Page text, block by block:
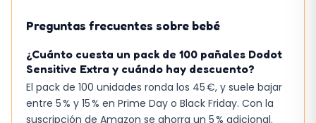
Preguntas frecuentes sobre bebé
¿Cuánto cuesta un pack de 100 pañales Dodot
Sensitive Extra y cuándo hay descuento?
El pack de 100 unidades ronda los 45 €, y suele bajar
entre 5 % y 15 % en Prime Day o Black Friday. Con la
suscripción de Amazon se ahorra un 5 % adicional.